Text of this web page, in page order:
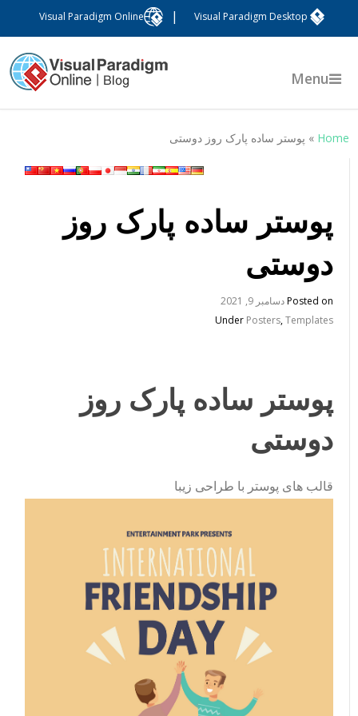
Visual Paradigm Desktop
Visual Paradigm Online
Menu
Home
» پوستر ساده پارک روز دوستی
پوستر ساده پارک روز
دوستی
Posted onدسامبر 9, 2021
UnderPosters,Templates
پوستر ساده پارک روز
دوستی
قالب های پوستر با طراحی زیبا